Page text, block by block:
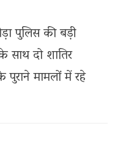
पुलिस की बड़ी
साथ दो शातिर
पुराने मामलों में रहे